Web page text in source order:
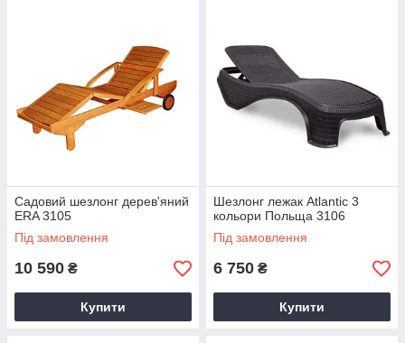
Садовий шезлонг дерев'яний
ERA 3105
Під замовлення
10 590 ₴
Купити
Шезлонг лежак Atlantic 3
кольори Польща 3106
Під замовлення
6 750 ₴
Купити